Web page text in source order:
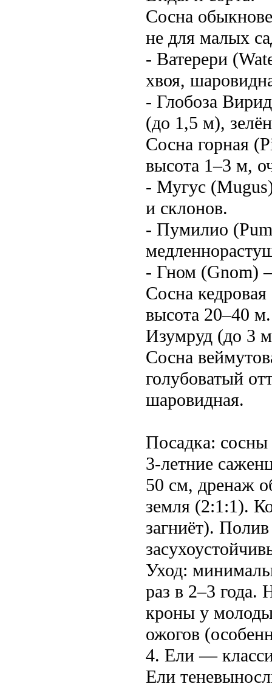
Сосна
не для малых
- Ватерери
хвоя,
- Глобоза
(до 1,5 м),
Сосна горная
высота 1–3 м,
- Мугус
и склонов.
- Пумилио
- Гном (Gnom)
Сосна
высота 20–40
Изумруд (до 3
Сосна
голубоватый
шаровидная.
Посадка: сосны
3-летние
50 см, дренаж
земля (2:1:1).
загниёт).
Уход:
раз в 2–3 года.
кроны у
ожогов
4. Ели —
Ели